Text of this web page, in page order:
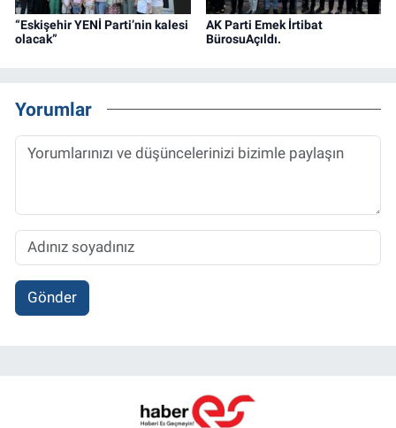
“Eskişehir YENİ Parti’nin kalesi
olacak”
AK Parti Emek İrtibat
BürosuAçıldı.
Yorumlar
Gönder